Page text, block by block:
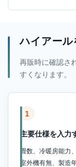
ハイアール
再販時に確認さ
すくなります。
1
主要仕様を入力
畳数、冷暖房能力
室外機有無、製造